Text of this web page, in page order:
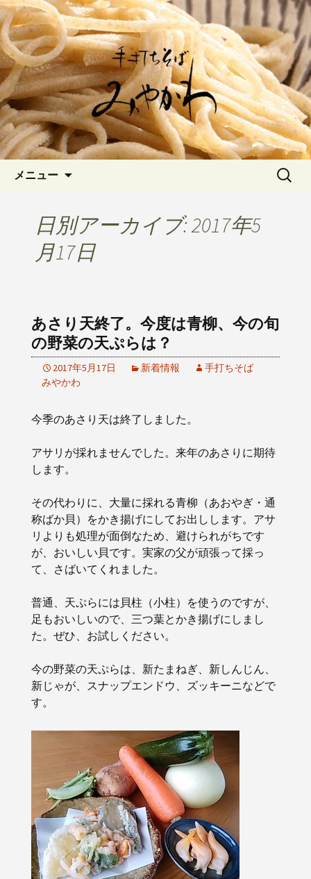
岡崎の「手打ちそば みやか
わ」のブログです
愛知県岡崎市でひっそりと佇む「手打
ちそばみやかわ」では自家製粉にこだ
わった一日十食限定の十割そばをお楽
しみいただけます。新しいそばや季節
の食材を使用した天婦羅メニューなど
新着情報はこちら
メニュー
検
日別アーカイブ: 2017年5
月17日
あさり天終了。今度は青柳、今の旬
の野菜の天ぷらは？
2017年5月17日 新着情報
手打ちそば
みやかわ
今季のあさり天は終了しました。
アサリが採れませんでした。来年のあさりに期待
します。
その代わりに、大量に採れる青柳（あおやぎ・通
称ばか貝）をかき揚げにしてお出しします。アサ
リよりも処理が面倒なため、避けられがちです
が、おいしい貝です。実家の父が頑張って採っ
て、さばいてくれました。
普通、天ぷらには貝柱（小柱）を使うのですが、
足もおいしいので、三つ葉とかき揚げにしまし
た。ぜひ、お試しください。
今の野菜の天ぷらは、新たまねぎ、新しんじん、
新じゃが、スナップエンドウ、ズッキーニなどで
す。